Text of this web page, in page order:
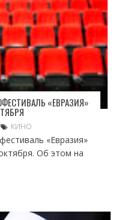
«ЕВРАЗИЯ»
КИНО
«Евразия»
Об этом на